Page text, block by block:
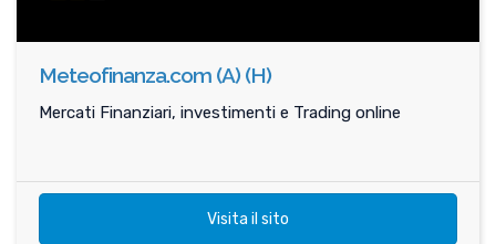
Meteofinanza.com (A) (H)
Mercati Finanziari, investimenti e Trading online
Visita il sito